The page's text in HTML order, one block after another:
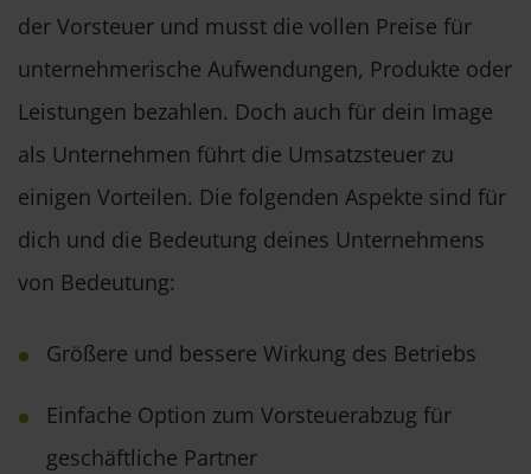
der Vorsteuer und musst die vollen Preise für
unternehmerische Aufwendungen, Produkte oder
Leistungen bezahlen. Doch auch für dein Image
als Unternehmen führt die Umsatzsteuer zu
einigen Vorteilen. Die folgenden Aspekte sind für
dich und die Bedeutung deines Unternehmens
von Bedeutung:
Größere und bessere Wirkung des Betriebs
Einfache Option zum Vorsteuerabzug für
geschäftliche Partner